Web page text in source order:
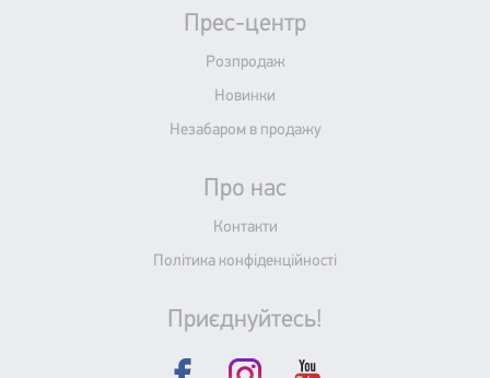
Прес-центр
Розпродаж
Новинки
Незабаром в продажу
Про нас
Контакти
Політика конфіденційності
Приєднуйтесь!